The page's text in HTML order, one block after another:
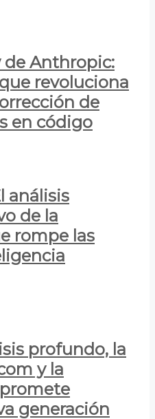
de Anthropic:
revoluciona
de
en código
análisis
de la
rompe las
profundo, la
y la
generación